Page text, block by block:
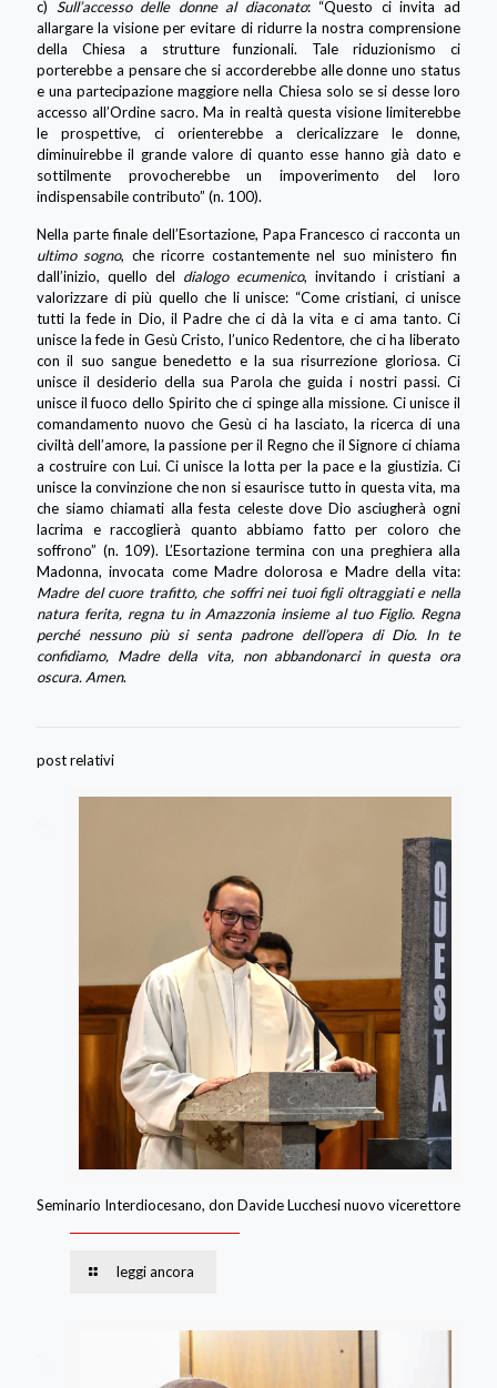
c) Sull’accesso delle donne al diaconato: “Questo ci invita ad
allargare la visione per evitare di ridurre la nostra comprensione
della Chiesa a strutture funzionali. Tale riduzionismo ci
porterebbe a pensare che si accorderebbe alle donne uno status
e una partecipazione maggiore nella Chiesa solo se si desse loro
accesso all’Ordine sacro. Ma in realtà questa visione limiterebbe
le prospettive, ci orienterebbe a clericalizzare le donne,
diminuirebbe il grande valore di quanto esse hanno già dato e
sottilmente provocherebbe un impoverimento del loro
indispensabile contributo” (n. 100).
Nella parte finale dell’Esortazione, Papa Francesco ci racconta un
ultimo sogno, che ricorre costantemente nel suo ministero fin
dall’inizio, quello del dialogo ecumenico, invitando i cristiani a
valorizzare di più quello che li unisce: “Come cristiani, ci unisce
tutti la fede in Dio, il Padre che ci dà la vita e ci ama tanto. Ci
unisce la fede in Gesù Cristo, l’unico Redentore, che ci ha liberato
con il suo sangue benedetto e la sua risurrezione gloriosa. Ci
unisce il desiderio della sua Parola che guida i nostri passi. Ci
unisce il fuoco dello Spirito che ci spinge alla missione. Ci unisce il
comandamento nuovo che Gesù ci ha lasciato, la ricerca di una
civiltà dell’amore, la passione per il Regno che il Signore ci chiama
a costruire con Lui. Ci unisce la lotta per la pace e la giustizia. Ci
unisce la convinzione che non si esaurisce tutto in questa vita, ma
che siamo chiamati alla festa celeste dove Dio asciugherà ogni
lacrima e raccoglierà quanto abbiamo fatto per coloro che
soffrono” (n. 109). L’Esortazione termina con una preghiera alla
Madonna, invocata come Madre dolorosa e Madre della vita:
Madre del cuore trafitto, che soffri nei tuoi figli oltraggiati e nella
natura ferita, regna tu in Amazzonia insieme al tuo Figlio. Regna
perché nessuno più si senta padrone dell’opera di Dio. In te
confidiamo, Madre della vita, non abbandonarci in questa ora
oscura. Amen.
post relativi
Seminario Interdiocesano, don Davide Lucchesi nuovo vicerettore
leggi ancora